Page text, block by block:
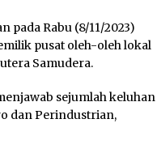
pada Rabu (8/11/2023)
pusat oleh-oleh lokal
Samudera.
sejumlah keluhan
dan Perindustrian,